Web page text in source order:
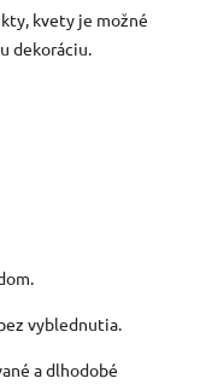
kvety je možné
dekoráciu.
vyblednutia.
a dlhodobé